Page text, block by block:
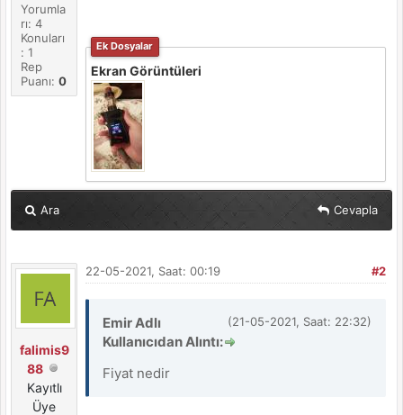
Yorumla
rı: 4
Konuları
: 1
Rep
Puanı:0
Ek Dosyalar
Ekran Görüntüleri
Ara Cevapla
falimis9
88
Kayıtlı
Üye
#2
22-05-2021, Saat: 00:19
(21-05-2021, Saat: 22:32)
Emir Adlı
Kullanıcıdan Alıntı:
Fiyat nedir